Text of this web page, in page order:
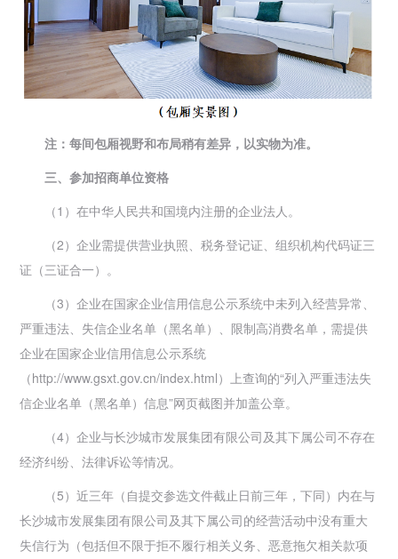
注：每间包厢视野和布局稍有差异，以实物为准。
三、参加招商单位资格
（1）在中华人民共和国境内注册的企业法人。
（2）企业需提供营业执照、税务登记证、组织机构代码证三
证（三证合一）。
（3）企业在国家企业信用信息公示系统中未列入经营异常、
严重违法、失信企业名单（黑名单）、限制高消费名单，需提供
企业在国家企业信用信息公示系统
（http://www.gsxt.gov.cn/index.html）上查询的“列入严重违法失
信企业名单（黑名单）信息”网页截图并加盖公章。
（4）企业与长沙城市发展集团有限公司及其下属公司不存在
经济纠纷、法律诉讼等情况。
（5）近三年（自提交参选文件截止日前三年，下同）内在与
长沙城市发展集团有限公司及其下属公司的经营活动中没有重大
失信行为（包括但不限于拒不履行相关义务、恶意拖欠相关款项